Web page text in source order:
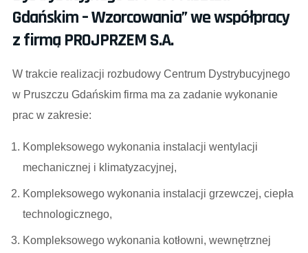
Gdańskim – Wzorcowania” we współpracy
z firmą PROJPRZEM S.A.
W trakcie realizacji rozbudowy Centrum Dystrybucyjnego
w Pruszczu Gdańskim firma ma za zadanie wykonanie
prac w zakresie:
Kompleksowego wykonania instalacji wentylacji
mechanicznej i klimatyzacyjnej,
Kompleksowego wykonania instalacji grzewczej, ciepła
technologicznego,
Kompleksowego wykonania kotłowni, wewnętrznej